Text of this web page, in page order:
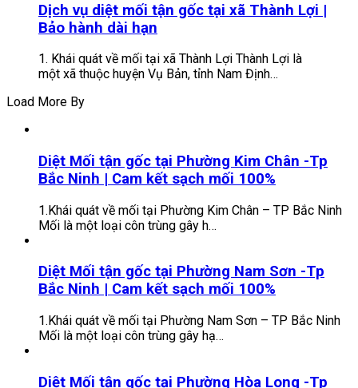
Dịch vụ diệt mối tận gốc tại xã Thành Lợi |
Bảo hành dài hạn
1. Khái quát về mối tại xã Thành Lợi Thành Lợi là
một xã thuộc huyện Vụ Bản, tỉnh Nam Định…
Load More By
Diệt Mối tận gốc tại Phường Kim Chân -Tp
Bắc Ninh | Cam kết sạch mối 100%
1.Khái quát về mối tại Phường Kim Chân – TP Bắc Ninh
Mối là một loại côn trùng gây h…
Diệt Mối tận gốc tại Phường Nam Sơn -Tp
Bắc Ninh | Cam kết sạch mối 100%
1.Khái quát về mối tại Phường Nam Sơn – TP Bắc Ninh
Mối là một loại côn trùng gây hạ…
Diệt Mối tận gốc tại Phường Hòa Long -Tp